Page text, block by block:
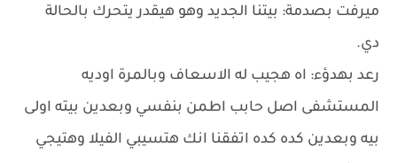
ميرفت بصدمة: بيتنا الجديد وهو هيقدر يتحرك بالحالة
دي.
رعد بهدؤء: اه هجيب له الاسعاف وبالمرة اوديه
المستشفى اصل حابب اطمن بنفسي وبعدين بيته اولى
بيه وبعدين كده كده اتفقنا انك هتسيبي الفيلا وهتيجي